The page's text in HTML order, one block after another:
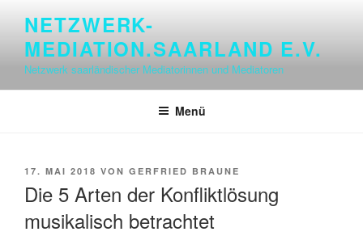
springen
NETZWERK-
MEDIATION.SAARLAND E.V.
Netzwerk saarländischer Mediatorinnen und Mediatoren
Menü
VERÖFFENTLICHT
17. MAI 2018 VON GERFRIED BRAUNE
Die 5 Arten der Konfliktlösung
musikalisch betrachtet